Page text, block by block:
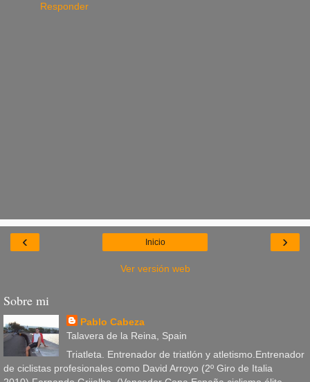
Responder
‹ ›
Inicio
Ver versión web
Sobre mi
Pablo Cabeza
Talavera de la Reina, Spain
Triatleta. Entrenador de triatlón y atletismo.Entrenador
de ciclistas profesionales como David Arroyo (2º Giro de Italia